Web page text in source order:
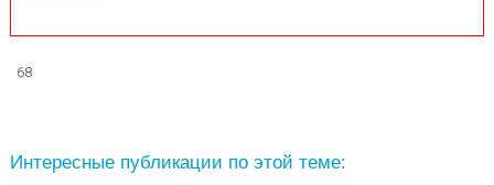
68
Интересные публикации по этой теме: